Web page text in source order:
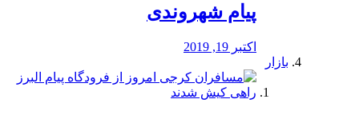
پیام شهروندی
اکتبر 19, 2019
بازار